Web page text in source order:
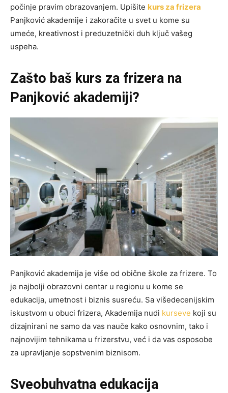
počinje pravim obrazovanjem. Upišite kurs za frizera
Panjković akademije i zakoračite u svet u kome su
umeće, kreativnost i preduzetnički duh ključ vašeg
uspeha.
Zašto baš kurs za frizera na
Panjković akademiji?
Panjković akademija je više od obične škole za frizere. To
je najbolji obrazovni centar u regionu u kome se
edukacija, umetnost i biznis susreću. Sa višedecenijskim
iskustvom u obuci frizera, Akademija nudi kurseve koji su
dizajnirani ne samo da vas nauče kako osnovnim, tako i
najnovijim tehnikama u frizerstvu, već i da vas osposobe
za upravljanje sopstvenim biznisom.
Sveobuhvatna edukacija